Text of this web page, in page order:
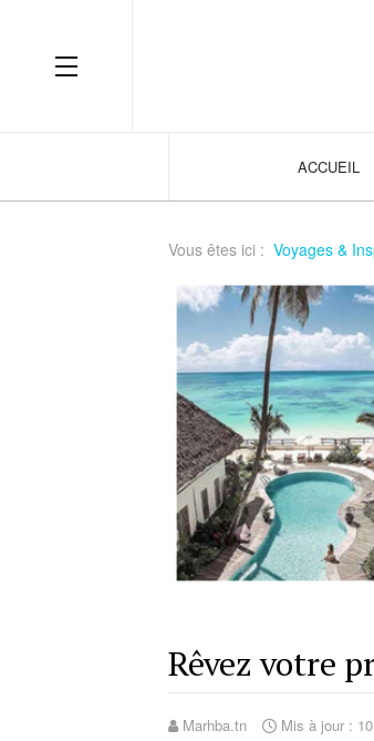
OFF CANVAS
ACCUEIL
Vous êtes ici : Voyages &
Rêvez votre
Marhba.tn Mis à jour :